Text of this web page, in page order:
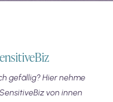
gefällig? Hier nehme
von innen